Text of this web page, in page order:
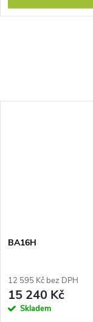
BA16H
12 595 Kč bez DPH
15 240 Kč
Skladem